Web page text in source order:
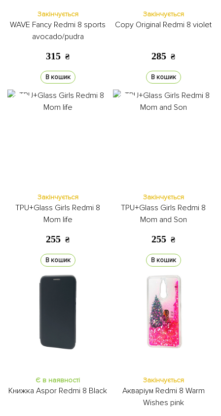
Закінчується
WAVE Fancy Redmi 8 sports
avocado/pudra
315 ₴
В кошик
Закінчується
Copy Original Redmi 8 violet
285 ₴
В кошик
Закінчується
TPU+Glass Girls Redmi 8
Mom life
255 ₴
В кошик
Закінчується
TPU+Glass Girls Redmi 8
Mom and Son
255 ₴
В кошик
Є в наявності
Книжка Aspor Redmi 8 Black
Закінчується
Акваріум Redmi 8 Warm
Wishes pink